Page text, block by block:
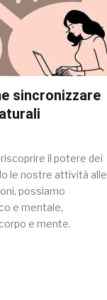
sincronizzare
il potere dei
le nostre attività alle
possiamo
e mentale,
e mente.